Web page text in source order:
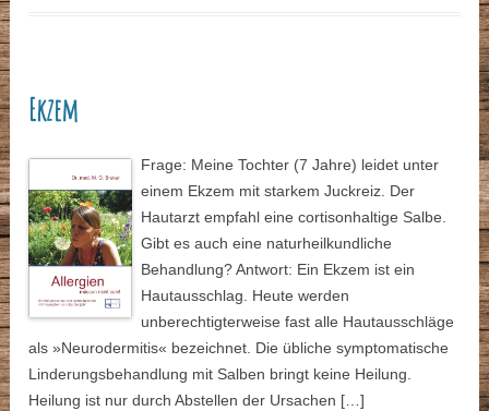
Ekzem
Frage: Meine Tochter (7 Jahre) leidet unter
einem Ekzem mit starkem Juckreiz. Der
Hautarzt empfahl eine cortisonhaltige Salbe.
Gibt es auch eine naturheilkundliche
Behandlung? Antwort: Ein Ekzem ist ein
Hautausschlag. Heute werden
unberechtigterweise fast alle Hautausschläge
als »Neurodermitis« bezeichnet. Die übliche symptomatische
Linderungsbehandlung mit Salben bringt keine Heilung.
Heilung ist nur durch Abstellen der Ursachen […]